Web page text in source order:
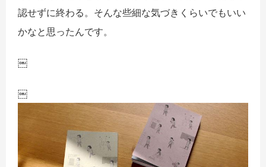
認せずに終わる。そんな些細な気づきくらいでもいい
かなと思ったんです。
￼
￼